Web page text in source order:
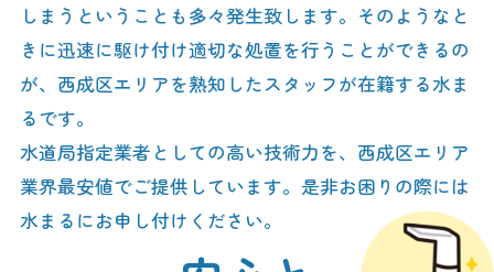
しまうということも多々発生致します。そのようなと
きに迅速に駆け付け適切な処置を行うことができるの
が、西成区エリアを熟知したスタッフが在籍する水ま
るです。
水道局指定業者としての高い技術力を、西成区エリア
業界最安値でご提供しています。是非お困りの際には
水まるにお申し付けください。